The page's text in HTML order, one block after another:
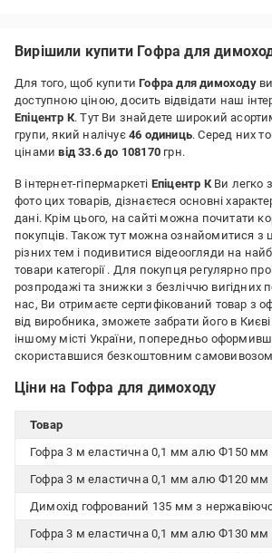
нержавійка
Недоліки:
не знайшов
Вирішили купити Гофра для
Для того, щоб купитиГофра для димоходу
доступною ціною, досить відвідати наш
Епіцентр К. Тут Ви знайдете широкий
групи, який налічує 46 одиниць. Серед них
цінамивід 33.6 до 108170 грн.
В інтернет-гіпермаркеті Епіцентр КВи легко
фото цих товарів, дізнаєтеся основні
дані. Крім цього, на сайті можна почитати
покупців. Також тут можна ознайомитися з
різних тем і подивитися відеоогляди на
товари категорії . Для покупця регулярно
розпродажі та знижки з безліччю вигідних
нас, Ви отримаєте сертифікований товар з
від виробника, зможете забрати його в
іншому місті України, попередньо
скориставшися безкоштовним
Ціни на Гофра для димоходу
Товар
Гофра 3 м еластична 0,1 мм алю Ф150 мм
Гофра 3 м еластична 0,1 мм алю Ф120 мм
Димохід гофрований 135 мм з
Гофра 3 м еластична 0,1 мм алю Ф130 мм